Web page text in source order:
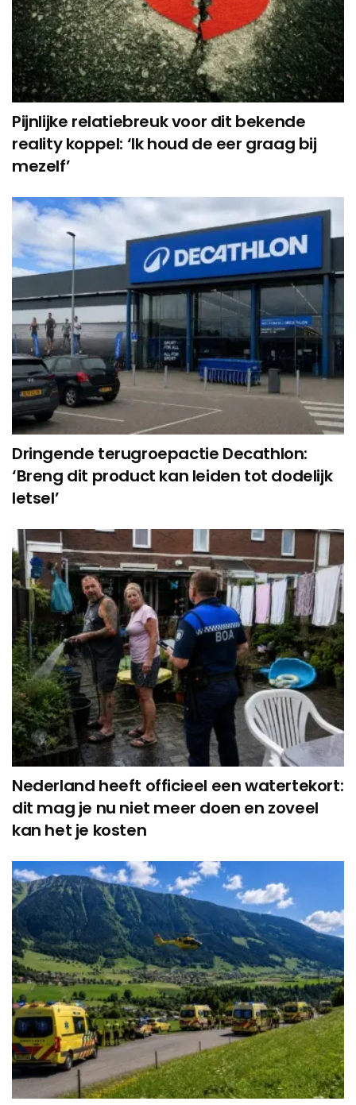
Pijnlijke relatiebreuk voor dit bekende
reality koppel: ‘Ik houd de eer graag bij
mezelf’
Dringende terugroepactie Decathlon:
‘Breng dit product kan leiden tot dodelijk
letsel’
Nederland heeft officieel een watertekort:
dit mag je nu niet meer doen en zoveel
kan het je kosten